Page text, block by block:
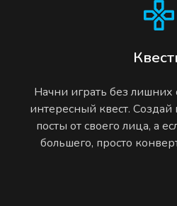
Начни играть без лишних
интересный квест.
посты от своего лица, а
большего, просто